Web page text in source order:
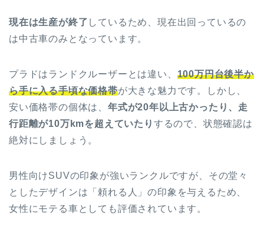
現在は生産が終了 しているため、現在出回っているの
は中古車のみとなっています。
プラドはランドクルーザーとは違い、 100万円台後半か
ら手に入る手頃な価格帯が大きな魅力です。しかし、
安い価格帯の個体は、 年式が20年以上古かったり、走
行距離が10万kmを超えていたり するので、状態確認は
絶対にしましょう。
男性向けSUVの印象が強いランクルですが、その堂々
としたデザインは「頼れる人」の印象を与えるため、
女性にモテる車としても評価されています。